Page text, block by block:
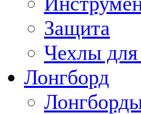
Защита
Чехлы для
Лонгборд